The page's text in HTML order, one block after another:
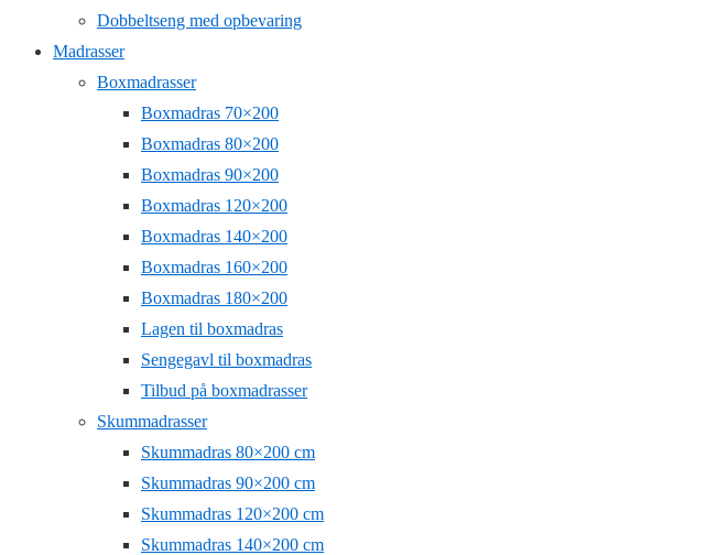
Dobbeltseng med opbevaring
Madrasser
Boxmadrasser
Boxmadras 70×200
Boxmadras 80×200
Boxmadras 90×200
Boxmadras 120×200
Boxmadras 140×200
Boxmadras 160×200
Boxmadras 180×200
Lagen til boxmadras
Sengegavl til boxmadras
Tilbud på boxmadrasser
Skummadrasser
Skummadras 80×200 cm
Skummadras 90×200 cm
Skummadras 120×200 cm
Skummadras 140×200 cm